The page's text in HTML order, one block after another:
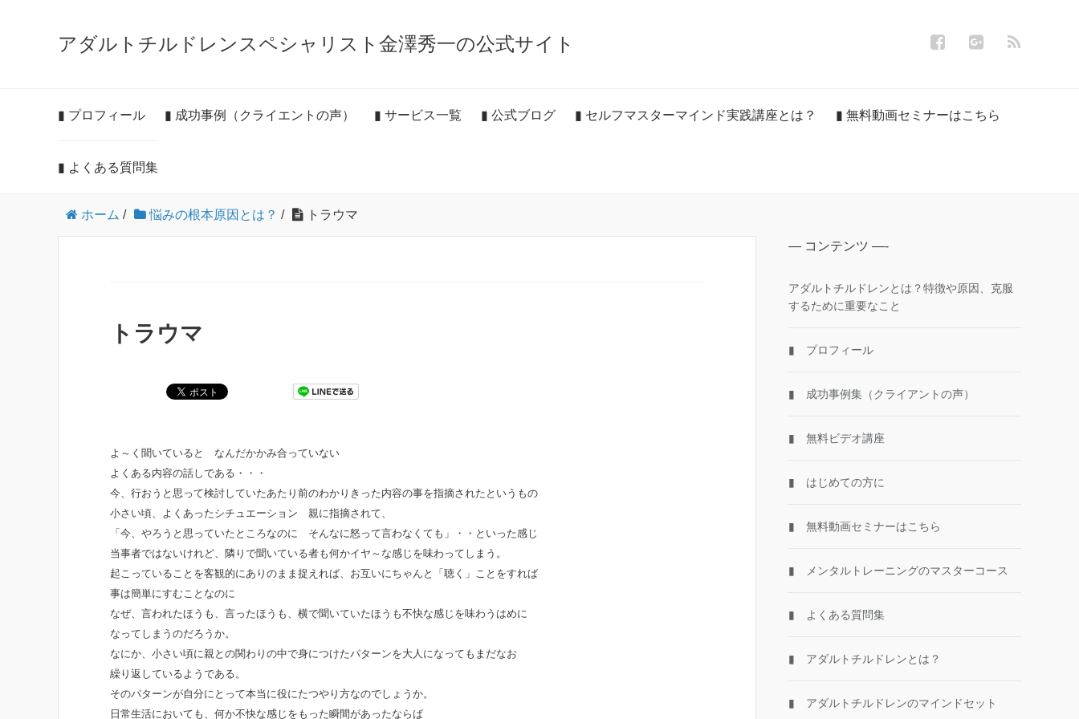
アダルトチルドレンスペシャリスト金澤秀一の公式サイト
▮ プロフィール ▮ 成功事例（クライエントの声） ▮ サービス一覧 ▮ 公式ブログ ▮ セルフマスターマインド実践講座とは？ ▮ 無料動画セミナーはこちら
▮ よくある質問集
ホーム / 悩みの根本原因とは？ / トラウマ
トラウマ
よ～く聞いていると なんだかかみ合っていない
よくある内容の話しである・・・
今、行おうと思って検討していたあたり前のわかりきった内容の事を指摘されたというもの
小さい頃、よくあったシチュエーション 親に指摘されて、
「今、やろうと思っていたところなのに そんなに怒って言わなくても」・・といった感じ
当事者ではないけれど、隣りで聞いている者も何かイヤ～な感じを味わってしまう。
起こっていることを客観的にありのまま捉えれば、お互いにちゃんと「聴く」ことをすれば
事は簡単にすむことなのに
なぜ、言われたほうも、言ったほうも、横で聞いていたほうも不快な感じを味わうはめに
なってしまうのだろうか。
なにか、小さい頃に親との関わりの中で身につけたパターンを大人になってもまだなお
繰り返しているようである。
そのパターンが自分にとって本当に役にたつやり方なのでしょうか。
日常生活においても、何か不快な感じをもった瞬間があったならば
— コンテンツ —-
アダルトチルドレンとは？特徴や原因、克服
するために重要なこと
▮ プロフィール
▮ 成功事例集（クライアントの声）
▮ 無料ビデオ講座
▮ はじめての方に
▮ 無料動画セミナーはこちら
▮ メンタルトレーニングのマスターコース
▮ よくある質問集
▮ アダルトチルドレンとは？
▮ アダルトチルドレンのマインドセット